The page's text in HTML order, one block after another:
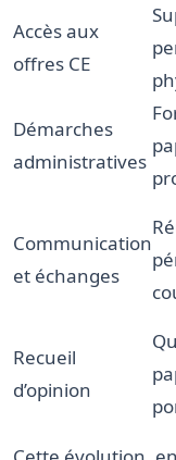
Accès aux
offres CE
Démarches
administratives
Communication
et échanges
Recueil
d’opinion